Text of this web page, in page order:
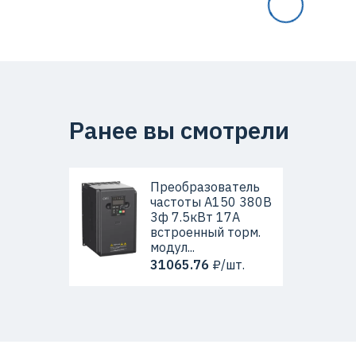
Код ETIM
Кратность товара
Страна происхождения
Ранее вы смотрели
Преобразователь
частоты A150 380В
3ф 7.5кВт 17А
встроенный торм.
модул...
31065.76 ₽/шт.